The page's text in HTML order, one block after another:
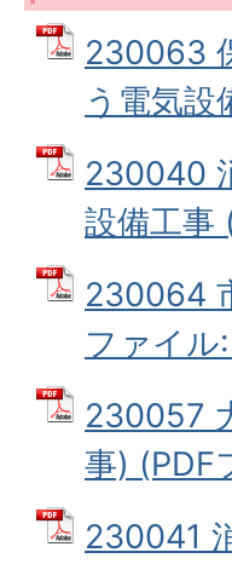
230063
う電気設
230040
設備工事
230064
ファイル
230057
事) (PDF
230041